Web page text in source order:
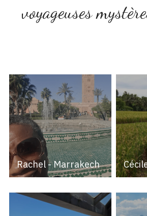
voyageuses
Rachel - Marrakech